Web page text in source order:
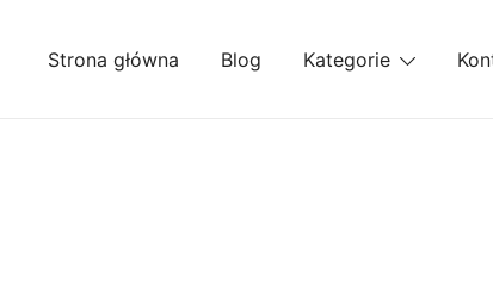
Strona główna Blog Kategorie